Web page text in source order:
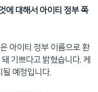
에 대해서 아이티 정부 쪽
아이티 정부 이름으로 환
기쁘다고 밝혔습니다. 케
예정입니다.